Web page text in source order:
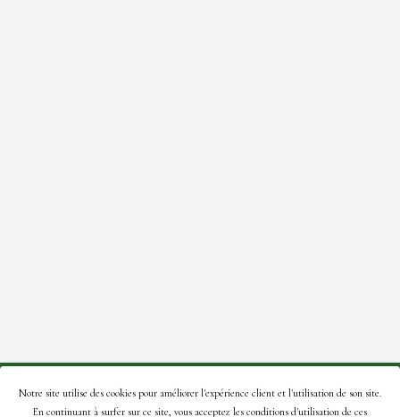
© 2021 Roses de la Tour – Site créé par:A2Com.
Notre site utilise des cookies pour améliorer l'expérience client et l'utilisation de son site.
En continuant à surfer sur ce site, vous acceptez les conditions d'utilisation de ces